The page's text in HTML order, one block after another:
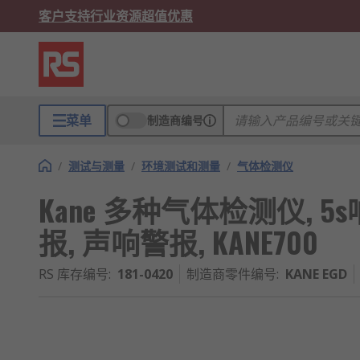
客户支持行业资源超值优惠
菜单 制造商编号
/ 测试与测量 / 环境测试和测量 / 气体检测仪
Kane 多种气体检测仪,
报, 声响警报, KANE700
RS 库存编号: 181-0420 制造商零件编号: KANE EGD